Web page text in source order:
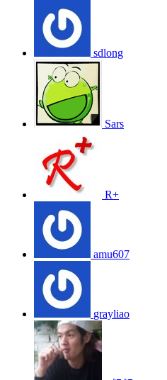
sdlong
Sars
R+
amu607
grayliao